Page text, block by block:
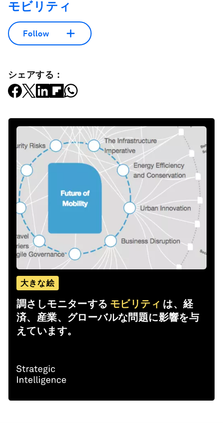
モビリティ
Follow
シェアする：
大きな絵
調さしモニターする モビリティ は、経
済、産業、グローバルな問題に影響を与
えています。